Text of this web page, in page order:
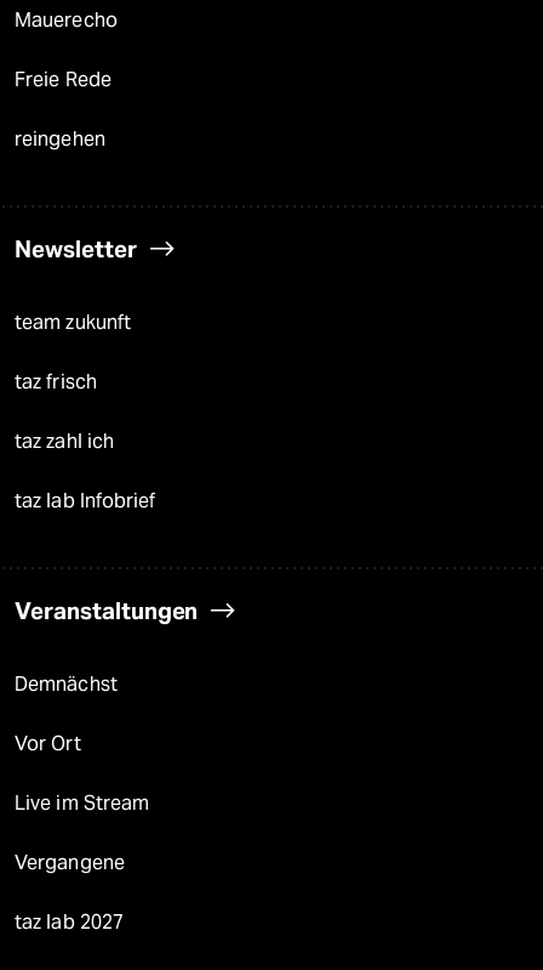
Mauerecho
Freie Rede
reingehen
Newsletter
team zukunft
taz frisch
taz zahl ich
taz lab Infobrief
Veranstaltungen
Demnächst
Vor Ort
Live im Stream
Vergangene
taz lab 2027